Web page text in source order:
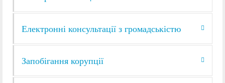
Електронні консультації з громадськістю
Запобігання корупції